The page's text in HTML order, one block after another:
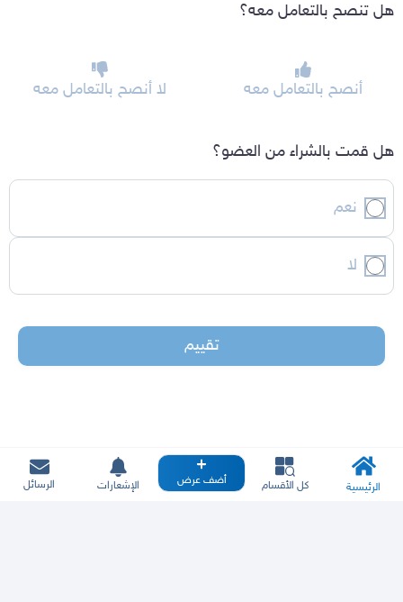
هل تنصح بالتعامل معه؟
أنصح بالتعامل معه لا أنصح بالتعامل معه
هل قمت بالشراء من العضو؟
نعم
لا
تقييم
الرئيسية كل الأقسام أضف عرض الإشعارات الرسائل